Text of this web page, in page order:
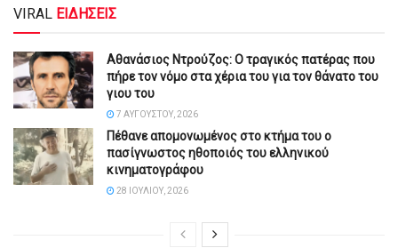
VIRAL ΕΙΔΗΣΕΙΣ
Αθανάσιος Ντρούζος: Ο τραγικός πατέρας που
πήρε τον νόμο στα χέρια του για τον θάνατο του
γιου του
7 ΑΥΓΟΎΣΤΟΥ, 2026
Πέθανε απομονωμένος στο κτήμα του ο
πασίγνωστος ηθοποιός του ελληνικού
κινηματογράφου
28 ΙΟΥΛΊΟΥ, 2026